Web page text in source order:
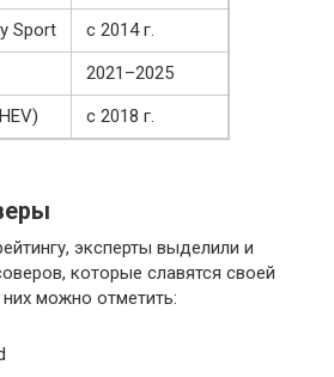
Sport
с 2014 г.
2021–2025
с 2018 г.
эксперты выделили и
которые славятся своей
можно отметить: